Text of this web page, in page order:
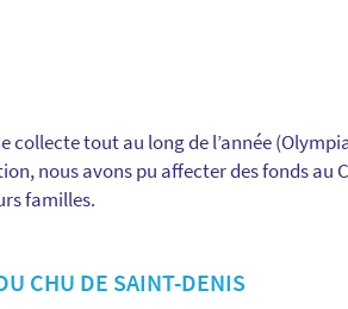
collecte tout au long de l’année
nous avons pu affecter des fonds au
familles.
CHU DE SAINT-DENIS